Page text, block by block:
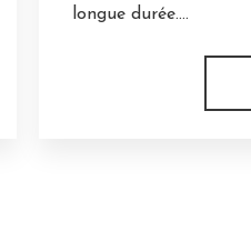
longue durée....